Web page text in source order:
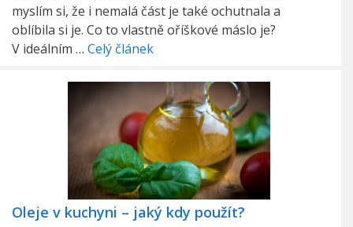
myslím si, že i nemalá část je také ochutnala a
oblíbila si je. Co to vlastně oříškové máslo je?
V ideálním … Celý článek
Oleje v kuchyni – jaký kdy použít?